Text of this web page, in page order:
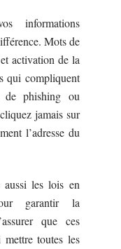
informations
Mots de
activation de la
qui compliquent
de phishing ou
jamais sur
l’adresse du
aussi les lois en
garantir la
que ces
mettre toutes les